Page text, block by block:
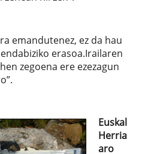
emandutenez, ez da hau
erasoa.Irailaren
zegoena ere ezezagun
Euskal
Herria
aro